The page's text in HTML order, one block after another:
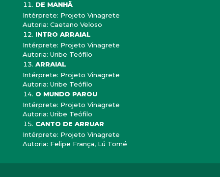
DE MANHÃ
Intérprete: Projeto Vinagrete
Autoria: Caetano Veloso
INTRO ARRAIAL
Intérprete: Projeto Vinagrete
Autoria: Uribe Teófilo
ARRAIAL
Intérprete: Projeto Vinagrete
Autoria: Uribe Teófilo
O MUNDO PAROU
Intérprete: Projeto Vinagrete
Autoria: Uribe Teófilo
CANTO DE ARRUAR
Intérprete: Projeto Vinagrete
Autoria: Felipe França, Lú Tomé